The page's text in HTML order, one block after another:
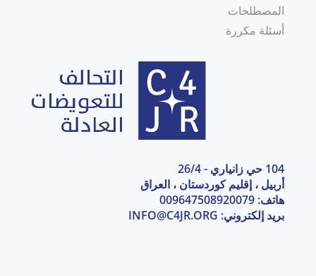
المصطلحات
أسئلة مكررة
104 حي زانياري - 26/4
أربيل ، إقليم كوردستان ، العراق
هاتف: 009647508920079
بريد إلكتروني: INFO@C4JR.ORG